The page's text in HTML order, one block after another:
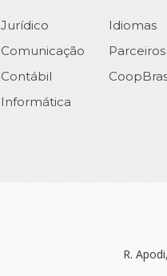
Jurídico
Comunicação
Contábil
Informática
Idiomas
Parceiros
R.